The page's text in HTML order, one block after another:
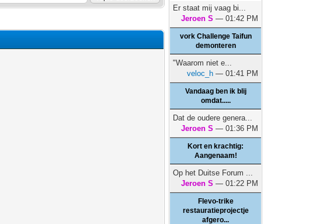
Er staat mij vaag bi...
Jeroen S — 01:42 PM
vork Challenge Taifun
demonteren
"Waarom niet e...
veloc_h — 01:41 PM
Vandaag ben ik blij
omdat.....
Dat de oudere genera...
Jeroen S — 01:36 PM
Kort en krachtig:
Aangenaam!
Op het Duitse Forum ...
Jeroen S — 01:22 PM
Flevo-trike
restauratieprojectje
afgero...